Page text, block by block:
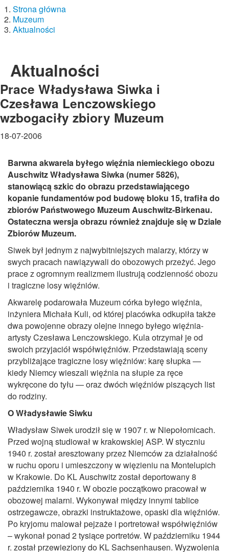
Strona główna
Muzeum
Aktualności
Aktualności
Prace Władysława Siwka i
Czesława Lenczowskiego
wzbogaciły zbiory Muzeum
18-07-2006
Barwna akwarela byłego więźnia niemieckiego obozu
Auschwitz Władysława Siwka (numer 5826),
stanowiącą szkic do obrazu przedstawiającego
kopanie fundamentów pod budowę bloku 15, trafiła do
zbiorów Państwowego Muzeum Auschwitz-Birkenau.
Ostateczna wersja obrazu również znajduje się w Dziale
Zbiorów Muzeum.
Siwek był jednym z najwybitniejszych malarzy, którzy w
swych pracach nawiązywali do obozowych przeżyć. Jego
prace z ogromnym realizmem ilustrują codzienność obozu
i tragiczne losy więźniów.
Akwarelę podarowała Muzeum córka byłego więźnia,
inżyniera Michała Kuli, od której placówka odkupiła także
dwa powojenne obrazy olejne innego byłego więźnia-
artysty Czesława Lenczowskiego. Kula otrzymał je od
swoich przyjaciół współwięźniów. Przedstawiają sceny
przybliżające tragiczne losy więźniów: karę słupka —
kiedy Niemcy wieszali więźnia na słupie za ręce
wykręcone do tyłu — oraz dwóch więźniów piszących list
do rodziny.
O Władysławie Siwku
Władysław Siwek urodził się w 1907 r. w Niepołomicach.
Przed wojną studiował w krakowskiej ASP. W styczniu
1940 r. został aresztowany przez Niemców za działalność
w ruchu oporu i umieszczony w więzieniu na Montelupich
w Krakowie. Do KL Auschwitz został deportowany 8
października 1940 r. W obozie początkowo pracował w
obozowej malarni. Wykonywał między innymi tablice
ostrzegawcze, obrazki instruktażowe, opaski dla więźniów.
Po kryjomu malował pejzaże i portretował współwięźniów
– wykonał ponad 2 tysiące portretów. W październiku 1944
r. został przewieziony do KL Sachsenhausen. Wyzwolenia